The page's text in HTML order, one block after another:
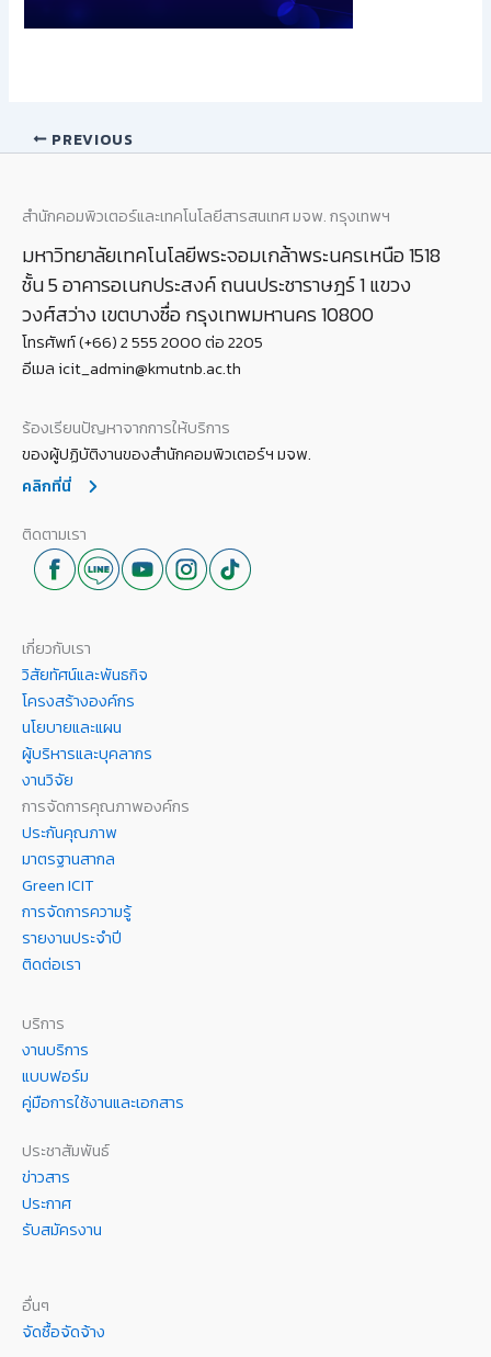
PREVIOUS
สำนักคอมพิวเตอร์และเทคโนโลยีสารสนเทศ มจพ. กรุงเทพฯ
มหาวิทยาลัยเทคโนโลยีพระจอมเกล้าพระนครเหนือ 1518
ชั้น 5 อาคารอเนกประสงค์ ถนนประชาราษฎร์ 1 แขวง
วงศ์สว่าง เขตบางซื่อ กรุงเทพมหานคร 10800
โทรศัพท์ (+66) 2 555 2000 ต่อ 2205
อีเมล icit_admin@kmutnb.ac.th
ร้องเรียนปัญหาจากการให้บริการ
ของผู้ปฏิบัติงานของสำนักคอมพิวเตอร์ฯ มจพ.
คลิกที่นี่
ติดตามเรา
เกี่ยวกับเรา
วิสัยทัศน์และพันธกิจ
โครงสร้างองค์กร
นโยบายและแผน
ผู้บริหารและบุคลากร
งานวิจัย
การจัดการคุณภาพองค์กร
ประกันคุณภาพ
มาตรฐานสากล
Green ICIT
การจัดการความรู้
รายงานประจำปี
ติดต่อเรา
บริการ
งานบริการ
แบบฟอร์ม
คู่มือการใช้งานและเอกสาร
ประชาสัมพันธ์
ข่าวสาร
ประกาศ
รับสมัครงาน
อื่นๆ
จัดซื้อจัดจ้าง